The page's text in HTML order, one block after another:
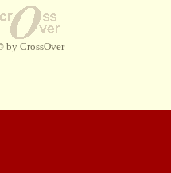
by CrossOver